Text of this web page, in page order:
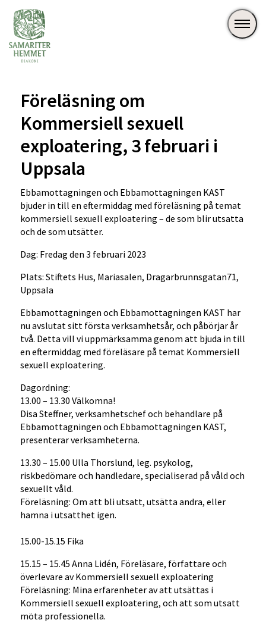
Föreläsning om
Kommersiell sexuell
exploatering, 3 februari i
Uppsala
Ebbamottagningen och Ebbamottagningen KAST
bjuder in till en eftermiddag med föreläsning på temat
kommersiell sexuell exploatering – de som blir utsatta
och de som utsätter.
Dag: Fredag den 3 februari 2023
Plats: Stiftets Hus, Mariasalen, Dragarbrunnsgatan71,
Uppsala
Ebbamottagningen och Ebbamottagningen KAST har
nu avslutat sitt första verksamhetsår, och påbörjar år
två. Detta vill vi uppmärksamma genom att bjuda in till
en eftermiddag med föreläsare på temat Kommersiell
sexuell exploatering.
Dagordning:
13.00 – 13.30 Välkomna!
Disa Steffner, verksamhetschef och behandlare på
Ebbamottagningen och Ebbamottagningen KAST,
presenterar verksamheterna.
13.30 – 15.00 Ulla Thorslund, leg. psykolog,
riskbedömare och handledare, specialiserad på våld och
sexuellt våld.
Föreläsning: Om att bli utsatt, utsätta andra, eller
hamna i utsatthet igen.
15.00-15.15 Fika
15.15 – 15.45 Anna Lidén, Föreläsare, författare och
överlevare av Kommersiell sexuell exploatering
Föreläsning: Mina erfarenheter av att utsättas i
Kommersiell sexuell exploatering, och att som utsatt
möta professionella.